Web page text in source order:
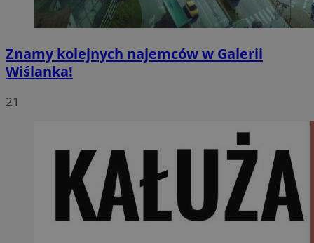
Znamy kolejnych najemców w Galerii
Wiślanka!
21